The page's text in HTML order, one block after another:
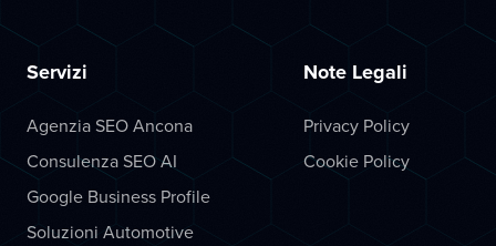
Servizi
Agenzia SEO Ancona
Consulenza SEO AI
Google Business Profile
Soluzioni Automotive
Note Legali
Privacy Policy
Cookie Policy